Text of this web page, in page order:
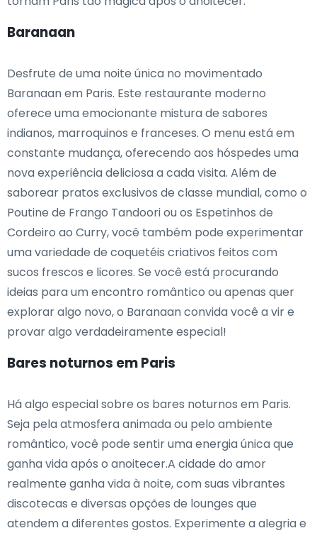
Baranaan
Desfrute de uma noite única no movimentado
Baranaan em Paris. Este restaurante moderno
oferece uma emocionante mistura de sabores
indianos, marroquinos e franceses. O menu está em
constante mudança, oferecendo aos hóspedes uma
nova experiência deliciosa a cada visita. Além de
saborear pratos exclusivos de classe mundial, como o
Poutine de Frango Tandoori ou os Espetinhos de
Cordeiro ao Curry, você também pode experimentar
uma variedade de coquetéis criativos feitos com
sucos frescos e licores. Se você está procurando
ideias para um encontro romântico ou apenas quer
explorar algo novo, o Baranaan convida você a vir e
provar algo verdadeiramente especial!
Bares noturnos em Paris
Há algo especial sobre os bares noturnos em Paris.
Seja pela atmosfera animada ou pelo ambiente
romântico, você pode sentir uma energia única que
ganha vida após o anoitecer.A cidade do amor
realmente ganha vida à noite, com suas vibrantes
discotecas e diversas opções de lounges que
atendem a diferentes gostos. Experimente a alegria e